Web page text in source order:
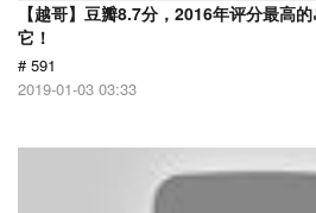
【越哥】豆瓣8.7分，2016年评分最高
它！
# 591
2019-01-03 03:33